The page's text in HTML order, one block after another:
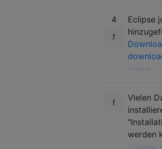
4
Eclipse
Alvin
Vielen
werden
Kushal